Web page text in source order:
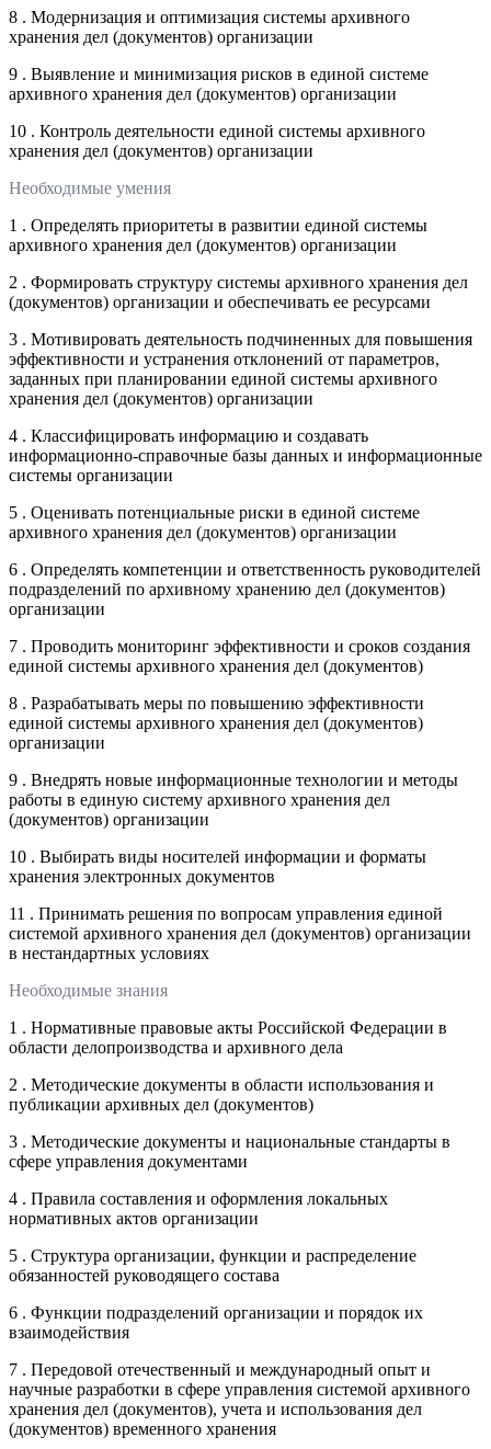
8 . Модернизация и оптимизация системы архивного
хранения дел (документов) организации
9 . Выявление и минимизация рисков в единой системе
архивного хранения дел (документов) организации
10 . Контроль деятельности единой системы архивного
хранения дел (документов) организации
Необходимые умения
1 . Определять приоритеты в развитии единой системы
архивного хранения дел (документов) организации
2 . Формировать структуру системы архивного хранения дел
(документов) организации и обеспечивать ее ресурсами
3 . Мотивировать деятельность подчиненных для повышения
эффективности и устранения отклонений от параметров,
заданных при планировании единой системы архивного
хранения дел (документов) организации
4 . Классифицировать информацию и создавать
информационно-справочные базы данных и информационные
системы организации
5 . Оценивать потенциальные риски в единой системе
архивного хранения дел (документов) организации
6 . Определять компетенции и ответственность руководителей
подразделений по архивному хранению дел (документов)
организации
7 . Проводить мониторинг эффективности и сроков создания
единой системы архивного хранения дел (документов)
8 . Разрабатывать меры по повышению эффективности
единой системы архивного хранения дел (документов)
организации
9 . Внедрять новые информационные технологии и методы
работы в единую систему архивного хранения дел
(документов) организации
10 . Выбирать виды носителей информации и форматы
хранения электронных документов
11 . Принимать решения по вопросам управления единой
системой архивного хранения дел (документов) организации
в нестандартных условиях
Необходимые знания
1 . Нормативные правовые акты Российской Федерации в
области делопроизводства и архивного дела
2 . Методические документы в области использования и
публикации архивных дел (документов)
3 . Методические документы и национальные стандарты в
сфере управления документами
4 . Правила составления и оформления локальных
нормативных актов организации
5 . Структура организации, функции и распределение
обязанностей руководящего состава
6 . Функции подразделений организации и порядок их
взаимодействия
7 . Передовой отечественный и международный опыт и
научные разработки в сфере управления системой архивного
хранения дел (документов), учета и использования дел
(документов) временного хранения